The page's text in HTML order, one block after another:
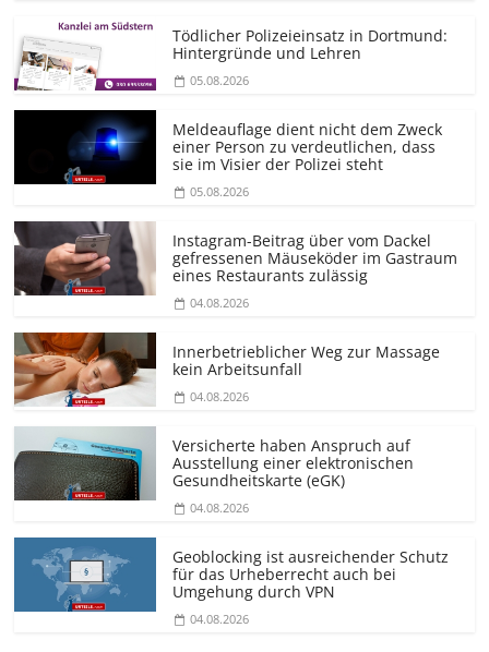
Tödlicher Polizeieinsatz in Dortmund:
Hintergründe und Lehren
05.08.2026
Meldeauflage dient nicht dem Zweck
einer Person zu verdeutlichen, dass
sie im Visier der Polizei steht
05.08.2026
Instagram-Beitrag über vom Dackel
gefressenen Mäuseköder im Gastraum
eines Restaurants zulässig
04.08.2026
Innerbetrieblicher Weg zur Massage
kein Arbeitsunfall
04.08.2026
Versicherte haben Anspruch auf
Ausstellung einer elektronischen
Gesundheitskarte (eGK)
04.08.2026
Geoblocking ist ausreichender Schutz
für das Urheberrecht auch bei
Umgehung durch VPN
04.08.2026